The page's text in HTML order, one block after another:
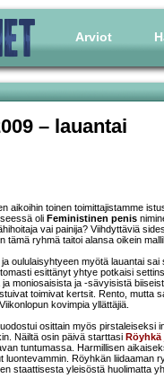
Arviot
– lauantai
aikoihin toinen toimittajistamme
oli Feministinen penis
vai painija? Viihdyttäviä
tämä ryhmä taitoi alansa oikein
oululaisyhtyeen myötä lauantai
esittänyt yhtye potkaisi
moniosaisista ja -sävyisistä
toimivat kertsit. Rento, mutta
kovimpia yllättäjiä.
osittain myös
Näiltä osin päivä starttasi
tuntumassa. Harmillisen
luontevammin. Röyhkän liidaaman
staattisesta yleisöstä huolimatta